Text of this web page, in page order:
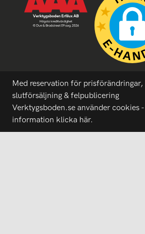
Med reservation för prisförändringar,
slutförsäljning & felpublicering
Verktygsboden.se använder cookies
information klicka här.